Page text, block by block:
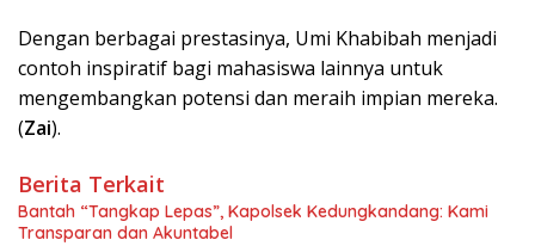
Dengan berbagai prestasinya, Umi Khabibah menjadi
contoh inspiratif bagi mahasiswa lainnya untuk
mengembangkan potensi dan meraih impian mereka.
(Zai).
Berita Terkait
Bantah “Tangkap Lepas”, Kapolsek Kedungkandang: Kami
Transparan dan Akuntabel